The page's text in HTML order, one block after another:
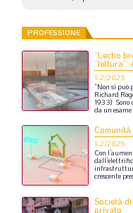
PROFESSIONE
“Lectio
1-2/2025
“Non si può
Richard
1933) Sono
da un esame
Comunità
1-2/2025
Con
crescente
Società
privato